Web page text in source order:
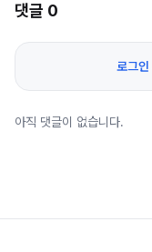
댓글 0
로그인
아직 댓글이 없습니다.